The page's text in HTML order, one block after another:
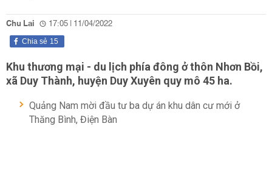
Chu Lai 17:05 | 11/04/2022
15
Chia sẻ
Khu thương mại - du lịch phía đông ở thôn Nhơn Bồi,
xã Duy Thành, huyện Duy Xuyên quy mô 45 ha.
Quảng Nam mời đầu tư ba dự án khu dân cư mới ở
Thăng Bình, Điện Bàn